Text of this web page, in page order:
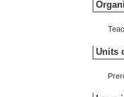
Units